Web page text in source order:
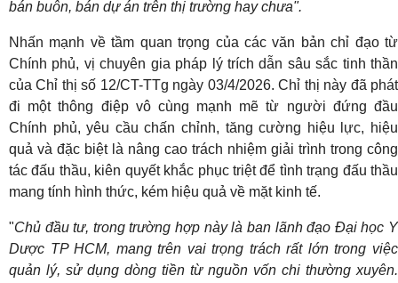
bán buôn, bán dự án trên thị trường hay chưa".
Nhấn mạnh về tầm quan trọng của các văn bản chỉ đạo từ
Chính phủ, vị chuyên gia pháp lý trích dẫn sâu sắc tinh thần
của Chỉ thị số 12/CT-TTg ngày 03/4/2026. Chỉ thị này đã phát
đi một thông điệp vô cùng mạnh mẽ từ người đứng đầu
Chính phủ, yêu cầu chấn chỉnh, tăng cường hiệu lực, hiệu
quả và đặc biệt là nâng cao trách nhiệm giải trình trong công
tác đấu thầu, kiên quyết khắc phục triệt để tình trạng đấu thầu
mang tính hình thức, kém hiệu quả về mặt kinh tế.
"Chủ đầu tư, trong trường hợp này là ban lãnh đạo Đại học Y
Dược TP HCM, mang trên vai trọng trách rất lớn trong việc
quản lý, sử dụng dòng tiền từ nguồn vốn chi thường xuyên.